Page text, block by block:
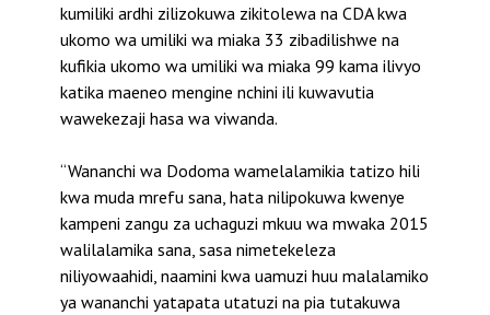
kumiliki ardhi zilizokuwa zikitolewa na CDA kwa
ukomo wa umiliki wa miaka 33 zibadilishwe na
kufikia ukomo wa umiliki wa miaka 99 kama ilivyo
katika maeneo mengine nchini ili kuwavutia
wawekezaji hasa wa viwanda.
“Wananchi wa Dodoma wamelalamikia tatizo hili
kwa muda mrefu sana, hata nilipokuwa kwenye
kampeni zangu za uchaguzi mkuu wa mwaka 2015
walilalamika sana, sasa nimetekeleza
niliyowaahidi, naamini kwa uamuzi huu malalamiko
ya wananchi yatapata utatuzi na pia tutakuwa